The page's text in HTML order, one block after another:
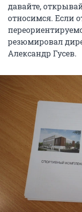
давайте,
относимся. Если
резюмировал
Александр Гусев.